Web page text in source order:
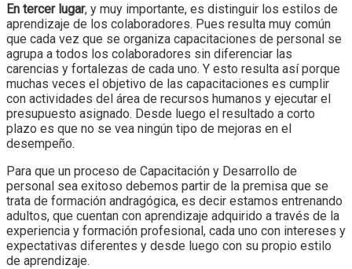
En tercer lugar, y muy importante, es distinguir los estilos de
aprendizaje de los colaboradores. Pues resulta muy común
que cada vez que se organiza capacitaciones de personal se
agrupa a todos los colaboradores sin diferenciar las
carencias y fortalezas de cada uno. Y esto resulta así porque
muchas veces el objetivo de las capacitaciones es cumplir
con actividades del área de recursos humanos y ejecutar el
presupuesto asignado. Desde luego el resultado a corto
plazo es que no se vea ningún tipo de mejoras en el
desempeño.
Para que un proceso de Capacitación y Desarrollo de
personal sea exitoso debemos partir de la premisa que se
trata de formación andragógica, es decir estamos entrenando
adultos, que cuentan con aprendizaje adquirido a través de la
experiencia y formación profesional, cada uno con intereses y
expectativas diferentes y desde luego con su propio estilo
de aprendizaje.